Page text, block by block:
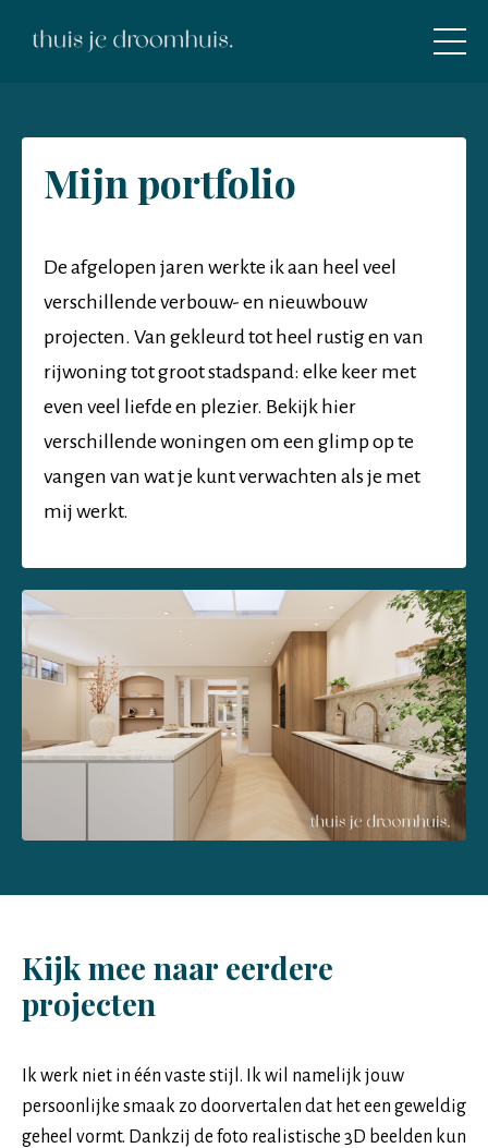
Mijn portfolio
De afgelopen jaren werkte ik aan heel veel
verschillende verbouw- en nieuwbouw
projecten. Van gekleurd tot heel rustig en van
rijwoning tot groot stadspand: elke keer met
even veel liefde en plezier. Bekijk hier
verschillende woningen om een glimp op te
vangen van wat je kunt verwachten als je met
mij werkt.
Kijk mee naar eerdere
projecten
Ik werk niet in één vaste stijl. Ik wil namelijk jouw
persoonlijke smaak zo doorvertalen dat het een geweldig
geheel vormt. Dankzij de foto realistische 3D beelden kun